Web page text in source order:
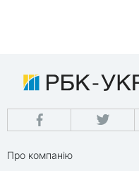
Про компанію